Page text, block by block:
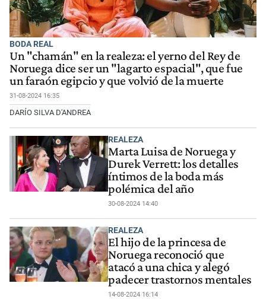
BODA REAL
Un "chamán" en la realeza: el yerno del Rey de
Noruega dice ser un "lagarto espacial", que fue
un faraón egipcio y que volvió de la muerte
31-08-2024 16:35
DARÍO SILVA D'ANDREA
REALEZA
Marta Luisa de Noruega y
Durek Verrett: los detalles
íntimos de la boda más
polémica del año
30-08-2024 14:40
REALEZA
El hijo de la princesa de
Noruega reconoció que
atacó a una chica y alegó
padecer trastornos mentales
14-08-2024 16:14